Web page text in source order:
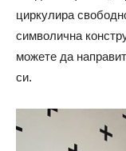
циркулира
символична
можете да
си.